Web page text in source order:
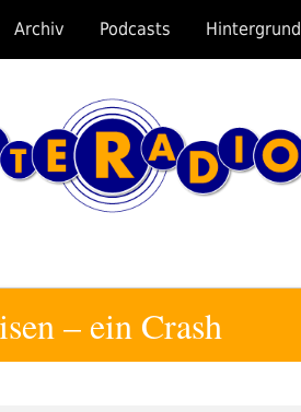
Archiv Podcasts Hintergrund
– ein Crash